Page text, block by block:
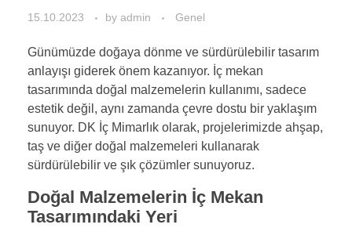
15.10.2023 by admin Genel
Günümüzde doğaya dönme ve sürdürülebilir tasarım
anlayışı giderek önem kazanıyor. İç mekan
tasarımında doğal malzemelerin kullanımı, sadece
estetik değil, aynı zamanda çevre dostu bir yaklaşım
sunuyor. DK İç Mimarlık olarak, projelerimizde ahşap,
taş ve diğer doğal malzemeleri kullanarak
sürdürülebilir ve şık çözümler sunuyoruz.
Doğal Malzemelerin İç Mekan
Tasarımındaki Yeri